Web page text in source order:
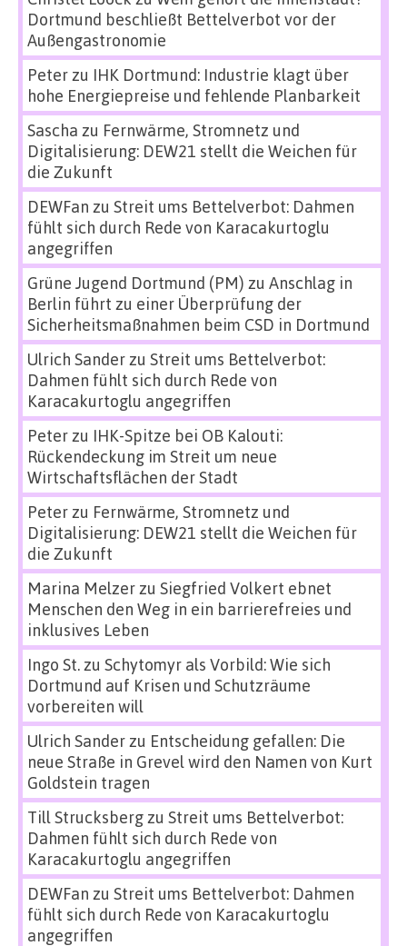
Dortmund beschließt Bettelverbot vor der
Außengastronomie
Peterzu IHK Dortmund: Industrie klagt über
hohe Energiepreise und fehlende Planbarkeit
Sascha zu Fernwärme, Stromnetz und
Digitalisierung: DEW21 stellt die Weichen für
die Zukunft
DEWFan zu Streit ums Bettelverbot: Dahmen
fühlt sich durch Rede von Karacakurtoglu
angegriffen
Grüne Jugend Dortmund (PM) zu Anschlag in
Berlin führt zu einer Überprüfung der
Sicherheitsmaßnahmen beim CSD in Dortmund
Ulrich Sanderzu Streit ums Bettelverbot:
Dahmen fühlt sich durch Rede von
Karacakurtoglu angegriffen
Peterzu IHK-Spitze bei OB Kalouti:
Rückendeckung im Streit um neue
Wirtschaftsflächen der Stadt
Peterzu Fernwärme, Stromnetz und
Digitalisierung: DEW21 stellt die Weichen für
die Zukunft
Marina Melzerzu Siegfried Volkert ebnet
Menschen den Weg in ein barrierefreies und
inklusives Leben
Ingo St.zu Schytomyr als Vorbild: Wie sich
Dortmund auf Krisen und Schutzräume
vorbereiten will
Ulrich Sanderzu Entscheidung gefallen: Die
neue Straße in Grevel wird den Namen von Kurt
Goldstein tragen
Till Strucksbergzu Streit ums Bettelverbot:
Dahmen fühlt sich durch Rede von
Karacakurtoglu angegriffen
DEWFan zu Streit ums Bettelverbot: Dahmen
fühlt sich durch Rede von Karacakurtoglu
angegriffen